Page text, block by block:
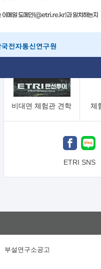
보유특허 이
융합기술연구생산센터 반
비대면 체험관 견학 체
ETRI SNS
부설연구소공고